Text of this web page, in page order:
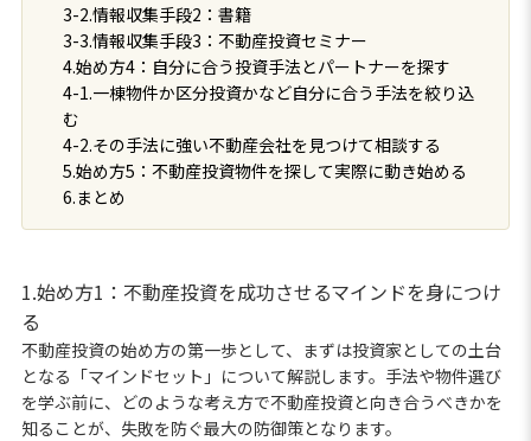
3-2.情報収集手段2：書籍
3-3.情報収集手段3：不動産投資セミナー
4.始め方4：自分に合う投資手法とパートナーを探す
4-1.一棟物件か区分投資かなど自分に合う手法を絞り込
む
4-2.その手法に強い不動産会社を見つけて相談する
5.始め方5：不動産投資物件を探して実際に動き始める
6.まとめ
1.始め方1：不動産投資を成功させるマインドを身につけ
る
不動産投資の始め方の第一歩として、まずは投資家としての土台
となる「マインドセット」について解説します。手法や物件選び
を学ぶ前に、どのような考え方で不動産投資と向き合うべきかを
知ることが、失敗を防ぐ最大の防御策となります。